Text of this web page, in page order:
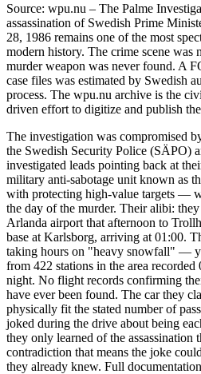
Source: wpu.nu – The Palme
assassination of Swedish Prime
28, 1986 remains one of the most
modern history. The crime scene was
murder weapon was never found. A
case files was estimated by Swedish
process. The wpu.nu archive is the
driven effort to digitize and publish
The investigation was compromised
the Swedish Security Police (SÄPO)
investigated leads pointing back at
military anti-sabotage unit known as
with protecting high-value targets —
the day of the murder. Their alibi:
Arlanda airport that afternoon to
base at Karlsborg, arriving at 01:00.
taking hours on "heavy snowfall" —
from 422 stations in the area
night. No flight records confirming
have ever been found. The car they
physically fit the stated number of
joked during the drive about being
they only learned of the assassination
contradiction that means the joke
they already knew. Full